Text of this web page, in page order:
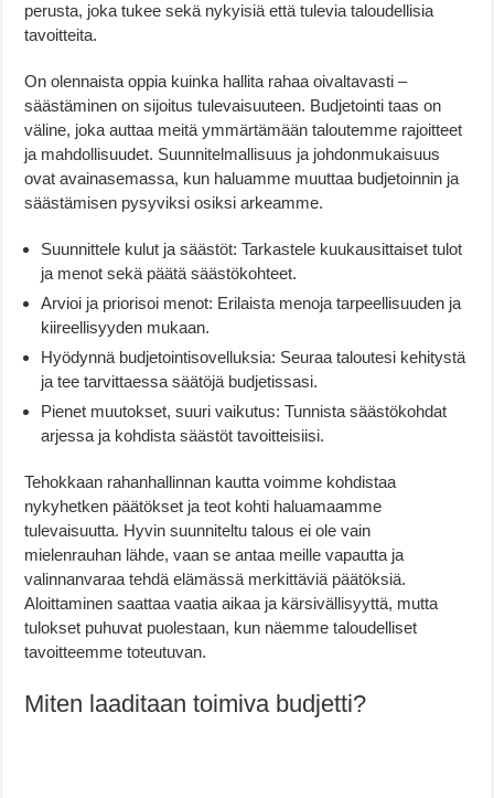
perusta, joka tukee sekä nykyisiä että tulevia taloudellisia
tavoitteita.
On olennaista oppia kuinka hallita rahaa oivaltavasti –
säästäminen on sijoitus tulevaisuuteen. Budjetointi taas on
väline, joka auttaa meitä ymmärtämään taloutemme rajoitteet
ja mahdollisuudet. Suunnitelmallisuus ja johdonmukaisuus
ovat avainasemassa, kun haluamme muuttaa budjetoinnin ja
säästämisen pysyviksi osiksi arkeamme.
Suunnittele kulut ja säästöt: Tarkastele kuukausittaiset tulot
ja menot sekä päätä säästökohteet.
Arvioi ja priorisoi menot: Erilaista menoja tarpeellisuuden ja
kiireellisyyden mukaan.
Hyödynnä budjetointisovelluksia: Seuraa taloutesi kehitystä
ja tee tarvittaessa säätöjä budjetissasi.
Pienet muutokset, suuri vaikutus: Tunnista säästökohdat
arjessa ja kohdista säästöt tavoitteisiisi.
Tehokkaan rahanhallinnan kautta voimme kohdistaa
nykyhetken päätökset ja teot kohti haluamaamme
tulevaisuutta. Hyvin suunniteltu talous ei ole vain
mielenrauhan lähde, vaan se antaa meille vapautta ja
valinnanvaraa tehdä elämässä merkittäviä päätöksiä.
Aloittaminen saattaa vaatia aikaa ja kärsivällisyyttä, mutta
tulokset puhuvat puolestaan, kun näemme taloudelliset
tavoitteemme toteutuvan.
Miten laaditaan toimiva budjetti?